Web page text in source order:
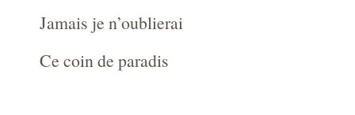
Jamais je n’oublierai
Ce coin de paradis